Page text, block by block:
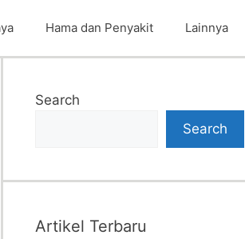
Hama dan Penyakit Lainnya
Search
Search
Artikel Terbaru